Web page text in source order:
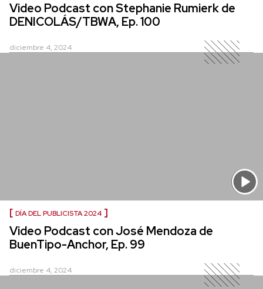
Video Podcast con Stephanie Rumierk de
DENICOLÁS/TBWA, Ep. 100
diciembre 4, 2024
DÍA DEL PUBLICISTA 2024
Video Podcast con José Mendoza de
BuenTipo-Anchor, Ep. 99
diciembre 4, 2024